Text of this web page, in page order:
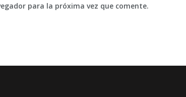
para la próxima vez que comente.